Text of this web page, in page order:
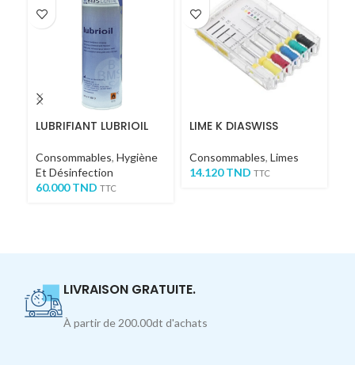
LUBRIFIANT LUBRIOIL
Consommables, Hygiène
Et Désinfection
60.000TND TTC
LIME K DIASWISS
Consommables, Limes
14.120TND TTC
LIVRAISON GRATUITE.
À partir de 200.00dt d'achats